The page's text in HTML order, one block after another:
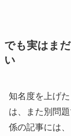
でも実はま
い
知名度を上げ
は、また別問
係の記事には